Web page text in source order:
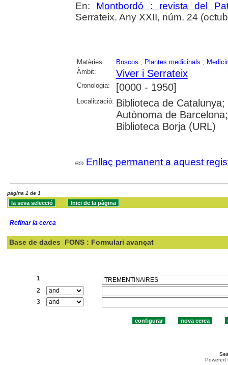
En: Montbordó : revista del
Serrateix. Any XXII, núm. 24
Matèries: Boscos ; Plantes medicinals ;
Àmbit:
Viver i Serrateix
Cronologia: [0000 - 1950]
Localització: Biblioteca de
Autònoma de
Biblioteca Borja (URL)
Enllaç permanent a aquest
pàgina 1 de 1
Refinar la cerca
Base de dades FONS : Formulari avançat
1
2
3
Powered